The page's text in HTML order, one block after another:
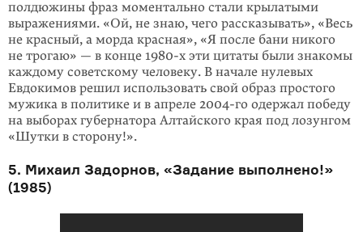
полдюжины фраз моментально стали крылатыми
выражениями. «Ой, не знаю, чего рассказывать», «Весь
не красный, а морда красная», «Я после бани никого
не трогаю» — в конце 1980-х эти цитаты были знакомы
каждому советскому человеку. В начале нулевых
Евдокимов решил использовать свой образ простого
мужика в политике и в апреле 2004-го одержал победу
на выборах губернатора Алтайского края под лозунгом
«Шутки в сторону!».
5. Михаил Задорнов, «Задание выполнено!»
(1985)